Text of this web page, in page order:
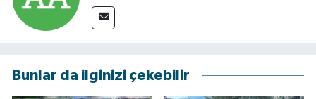
Bunlar da ilginizi çekebilir